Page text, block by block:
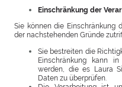
Einschränkung der
Sie können die Einschränkung
der nachstehenden Gründe
Sie bestreiten die
Einschränkung kann
werden, die es Laura
Daten zu überprüfen.